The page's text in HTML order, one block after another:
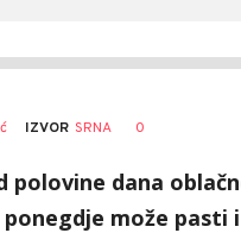
IZVOR SRNA 0
polovine dana
može pasti